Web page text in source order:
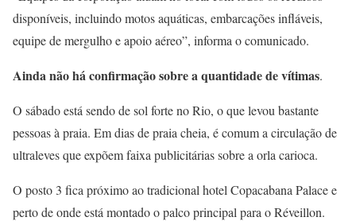
disponíveis, incluindo motos aquáticas, embarcações infláveis,
equipe de mergulho e apoio aéreo”, informa o comunicado.
Ainda não há confirmação sobre a quantidade de vítimas.
O sábado está sendo de sol forte no Rio, o que levou bastante
pessoas à praia. Em dias de praia cheia, é comum a circulação de
ultraleves que expõem faixa publicitárias sobre a orla carioca.
O posto 3 fica próximo ao tradicional hotel Copacabana Palace e
perto de onde está montado o palco principal para o Réveillon.